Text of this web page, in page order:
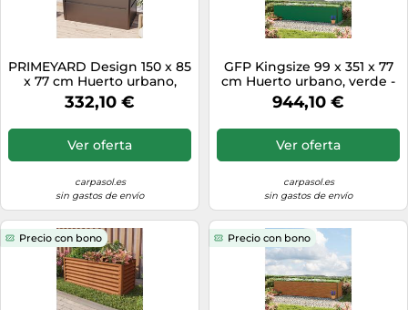
PRIMEYARD Design 150 x 85
x 77 cm Huerto urbano,
acero, antracita metalizado
- (GFPV00779)
332,10 €
Ver oferta
carpasol.es
sin gastos de envío
GFP Kingsize 99 x 351 x 77
cm Huerto urbano, verde -
(GFPV00392)
944,10 €
Ver oferta
carpasol.es
sin gastos de envío
Precio con bono Precio con bono